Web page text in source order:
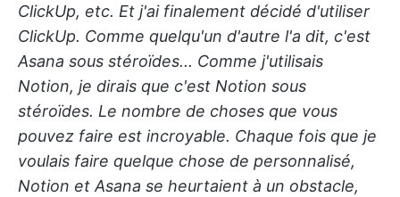
ClickUp, etc. Et j'ai finalement décidé d'utiliser
ClickUp. Comme quelqu'un d'autre l'a dit, c'est
Asana sous stéroïdes... Comme j'utilisais
Notion, je dirais que c'est Notion sous
stéroïdes. Le nombre de choses que vous
pouvez faire est incroyable. Chaque fois que je
voulais faire quelque chose de personnalisé,
Notion et Asana se heurtaient à un obstacle,